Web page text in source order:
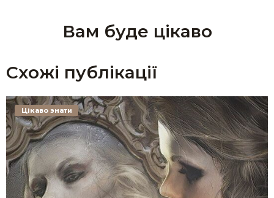
Вам буде цікаво
Схожі публікації
Цікаво знати